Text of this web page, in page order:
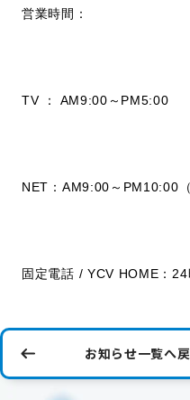
営業時間：
TV ： AM9:00～PM5:00
NET：AM9:00～PM10:00
固定電話 / YCV HOME：24
お知らせ一覧へ